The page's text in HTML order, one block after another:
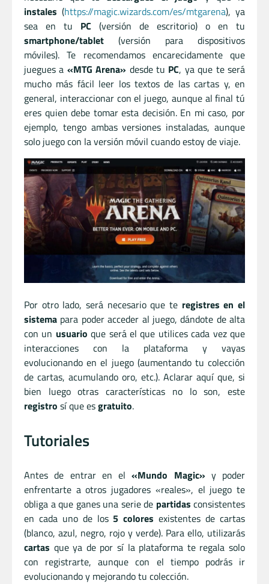
instales (https://magic.wizards.com/es/mtgarena), ya
sea en tu PC (versión de escritorio) o en tu
smartphone/tablet (versión para dispositivos
móviles). Te recomendamos encarecidamente que
juegues a «MTG Arena» desde tu PC, ya que te será
mucho más fácil leer los textos de las cartas y, en
general, interaccionar con el juego, aunque al final tú
eres quien debe tomar esta decisión. En mi caso, por
ejemplo, tengo ambas versiones instaladas, aunque
solo juego con la versión móvil cuando estoy de viaje.
Por otro lado, será necesario que te registres en el
sistema para poder acceder al juego, dándote de alta
con un usuario que será el que utilices cada vez que
interacciones con la plataforma y vayas
evolucionando en el juego (aumentando tu colección
de cartas, acumulando oro, etc.). Aclarar aquí que, si
bien luego otras características no lo son, este
registro sí que esgratuito.
Tutoriales
Antes de entrar en el«Mundo Magic» y poder
enfrentarte a otros jugadores «reales», el juego te
obliga a que ganes una serie de partidas consistentes
en cada uno de los5 colores existentes de cartas
(blanco, azul, negro, rojo y verde). Para ello, utilizarás
cartas que ya de por sí la plataforma te regala solo
con registrarte, aunque con el tiempo podrás ir
evolucionando y mejorando tu colección.